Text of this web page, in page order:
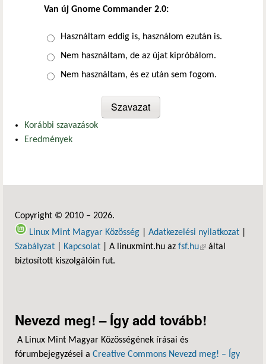
Van új Gnome Commander 2.0:
Választások
Használtam eddig is, használom ezután is.
Nem használtam, de az újat kipróbálom.
Nem használtam, és ez után sem fogom.
Korábbi szavazások
Eredmények
Copyright © 2010 – 2026.
Linux Mint Magyar Közösség
Adatkezelési nyilatkozat
Szabályzat
Kapcsolat | A linuxmint.hu az fsf.hu(külső hivatkozás)
által
biztosított kiszolgálóin fut.
Nevezd meg! – Így add tovább!
A Linux Mint Magyar Közösségének írásai és
fórumbejegyzései a Creative Commons Nevezd meg! – Így